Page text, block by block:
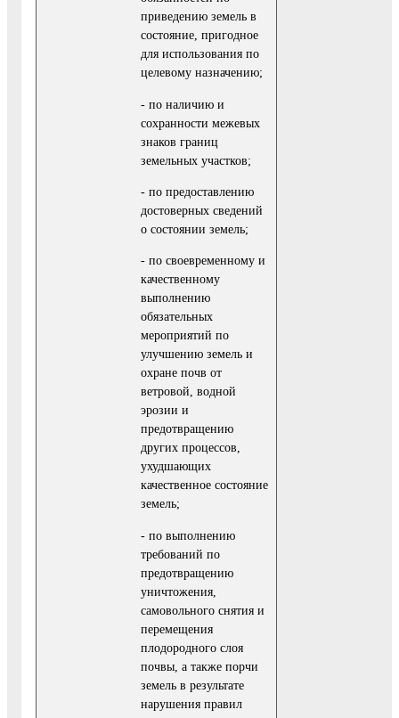
приведению земель в
состояние, пригодное
для использования по
целевому назначению;
- по наличию и
сохранности межевых
знаков границ
земельных участков;
- по предоставлению
достоверных сведений
о состоянии земель;
- по своевременному и
качественному
выполнению
обязательных
мероприятий по
улучшению земель и
охране почв от
ветровой, водной
эрозии и
предотвращению
других процессов,
ухудшающих
качественное состояние
земель;
- по выполнению
требований по
предотвращению
уничтожения,
самовольного снятия и
перемещения
плодородного слоя
почвы, а также порчи
земель в результате
нарушения правил